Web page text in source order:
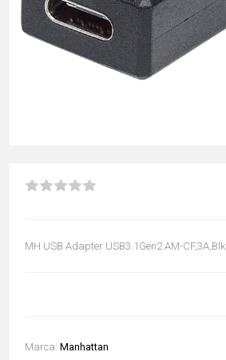
MH USB Adapter USB3.1Gen2 AM-CF,3A,Blk
Marca: Manhattan